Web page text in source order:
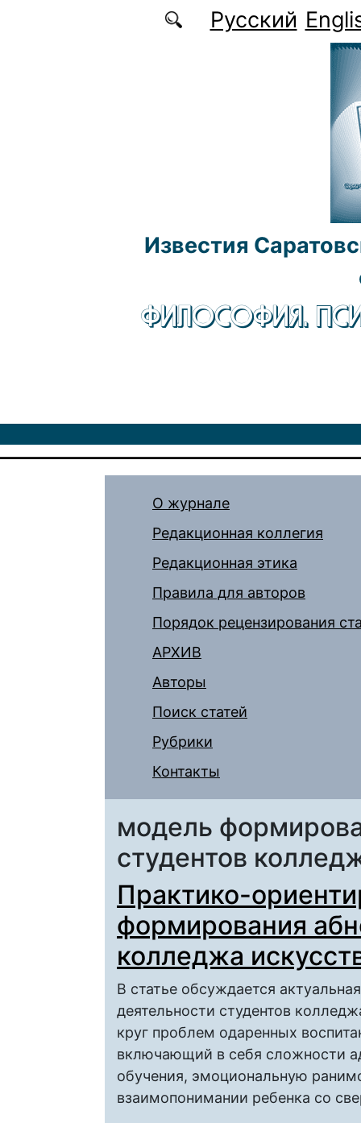
Перейти к основному содержаниюРусский
Известия
ФИЛОСОФИЯ.
О журнале
Редакционная коллегия
Редакционная этика
Правила для авторов
Порядок рецензирования
АРХИВ
Авторы
Поиск статей
Рубрики
Контакты
модель
студентов
Практико-
формирования
колледжа
В статье обсуждается
деятельности студентов
круг проблем одаренных
включающий в себя сложности
обучения, эмоциональную
взаимопонимании ребенка со